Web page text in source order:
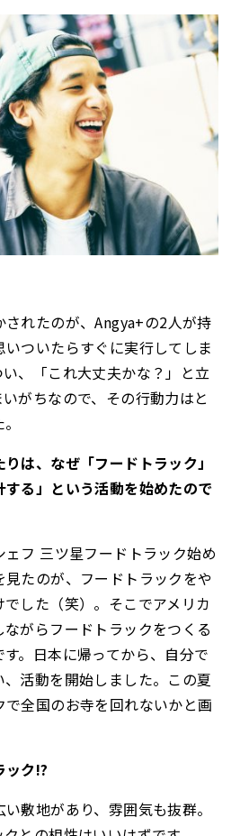
れたのが、Angya+の2人が持
ついたらすぐに実行してしま
、「これ大丈夫かな？」と立
がちなので、その行動力はと
は、なぜ「フードトラック」
る」という活動を始めたので
フ 三ツ星フードトラック始め
見たのが、フードトラックをや
した（笑）。そこでアメリカ
がらフードトラックをつくる
。日本に帰ってから、自分で
活動を開始しました。この夏
全国のお寺を回れないかと画
ク!?
敷地があり、雰囲気も抜群。